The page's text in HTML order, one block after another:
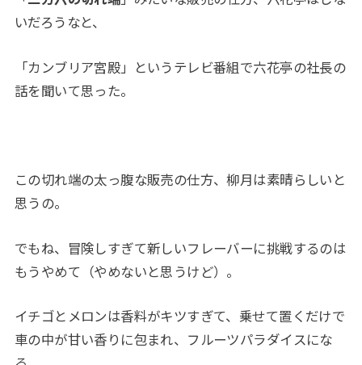
いだろうなと、
「カンブリア宮殿」というテレビ番組で六花亭の社長の
話を聞いて思った。
この切れ端の太っ腹な販売の仕方、柳月は素晴らしいと
思うの。
でもね、冒険しすぎて新しいフレーバーに挑戦するのは
もうやめて（やめないと思うけど）。
イチゴとメロンは香料がキツすぎて、乗せて置くだけで
車の中が甘い香りに包まれ、フルーツパラダイスにな